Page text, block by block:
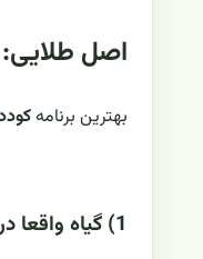
اصل
بهترین برنامه
1) گیاه واقعا در حال رشد است یا در حالت توقف؟